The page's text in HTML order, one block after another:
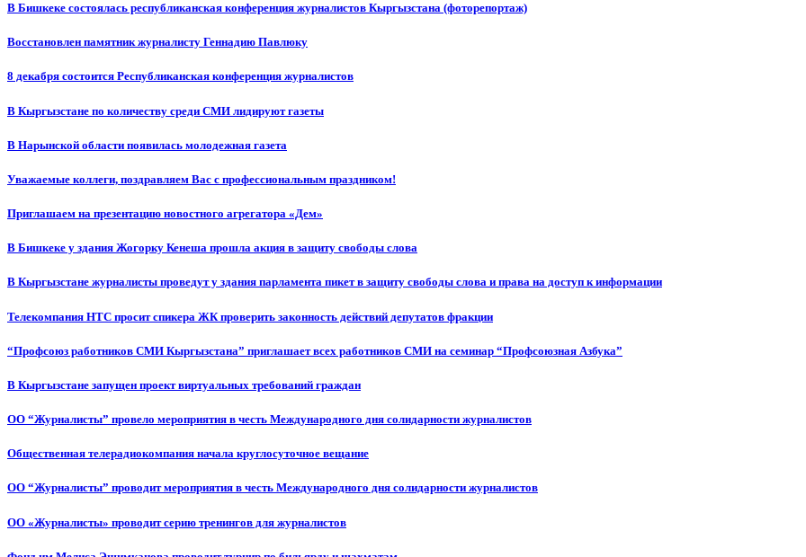
В Бишкеке состоялась республиканская конференция журналистов Кыргызстана (фоторепортаж)
Восстановлен памятник журналисту Геннадию Павлюку
8 декабря состоится Республиканская конференция журналистов
В Кыргызстане по количеству среди СМИ лидируют газеты
В Нарынской области появилась молодежная газета
Уважаемые коллеги, поздравляем Вас с профессиональным праздником!
Приглашаем на презентацию новостного агрегатора «Дем»
В Бишкеке у здания Жогорку Кенеша прошла акция в защиту свободы слова
В Кыргызстане журналисты проведут у здания парламента пикет в защиту свободы слова и права на доступ к информации
Телекомпания НТС просит спикера ЖК проверить законность действий депутатов фракции
“Профсоюз работников СМИ Кыргызстана” приглашает всех работников СМИ на семинар “Профсоюзная Азбука”
В Кыргызстане запущен проект виртуальных требований граждан
ОО “Журналисты” провело мероприятия в честь Международного дня солидарности журналистов
Общественная телерадиокомпания начала круглосуточное вещание
ОО “Журналисты” проводит мероприятия в честь Международного дня солидарности журналистов
ОО «Журналисты» проводит серию тренингов для журналистов